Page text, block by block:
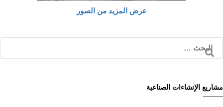
عرض المزيد من الصور
مشاريع الإنشاءات الصناعية